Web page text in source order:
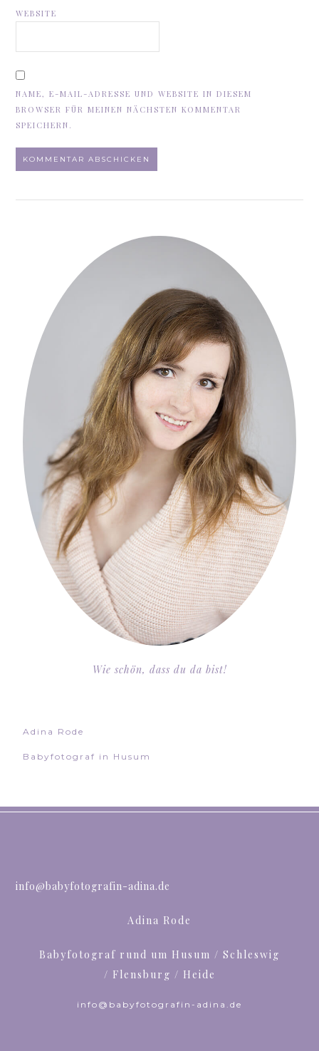
WEBSITE
NAME, E-MAIL-ADRESSE UND WEBSITE IN DIESEM
BROWSER FÜR MEINEN NÄCHSTEN KOMMENTAR
SPEICHERN.
Wie schön, dass du da bist!
Adina Rode
Babyfotograf in Husum
info@babyfotografin-adina.de
Adina Rode
Babyfotograf rund um Husum / Schleswig
/ Flensburg / Heide
info@babyfotografin-adina.de